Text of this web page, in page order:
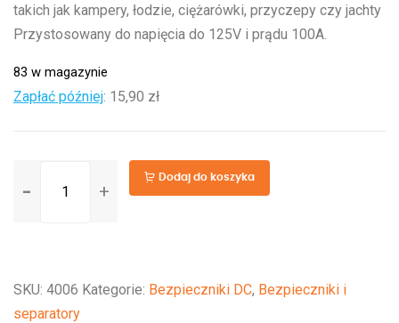
takich jak kampery, łodzie, ciężarówki, przyczepy czy jachty
Przystosowany do napięcia do 125V i prądu 100A.
83 w magazynie
Zapłać później: 15,90 zł
Bezpiecznik
100A/125V
Dodaj do koszyka
SKU: 4006 Kategorie: Bezpieczniki DC, Bezpieczniki i
separatory